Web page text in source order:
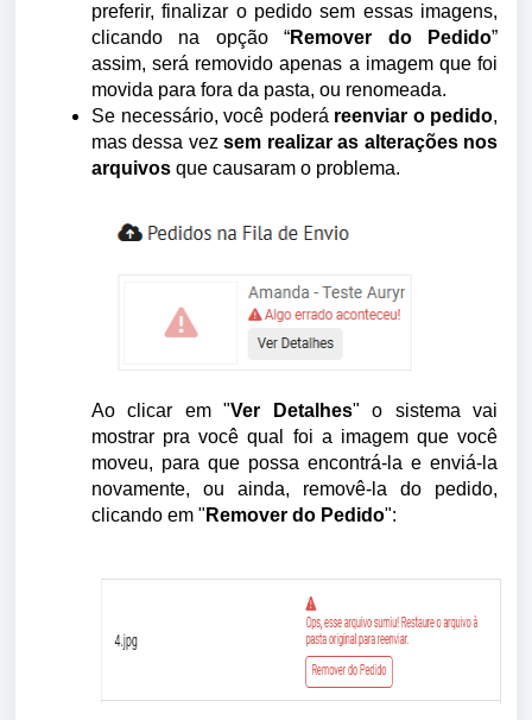
preferir, finalizar o pedido sem essas imagens,
clicando na opção “Remover do Pedido”
assim, será removido apenas a imagem que foi
movida para fora da pasta, ou renomeada.
Se necessário, você poderá reenviar o pedido,
mas dessa vezsem realizar as alterações nos
arquivos que causaram o problema.
Ao clicar em "Ver Detalhes" o sistema vai
mostrar pra você qual foi a imagem que você
moveu, para que possa encontrá-la e enviá-la
novamente, ou ainda, removê-la do pedido,
clicando em " Remover do Pedido":